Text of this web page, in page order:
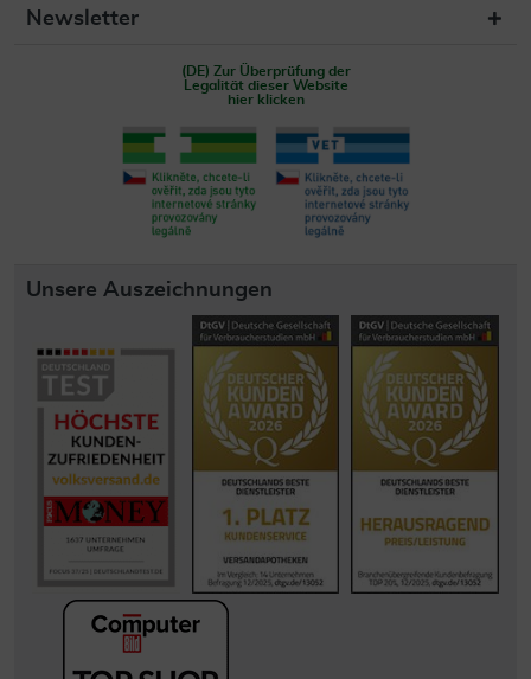
Newsletter
(DE) Zur Überprüfung der
Legalität dieser Website
hier klicken
Unsere Auszeichnungen